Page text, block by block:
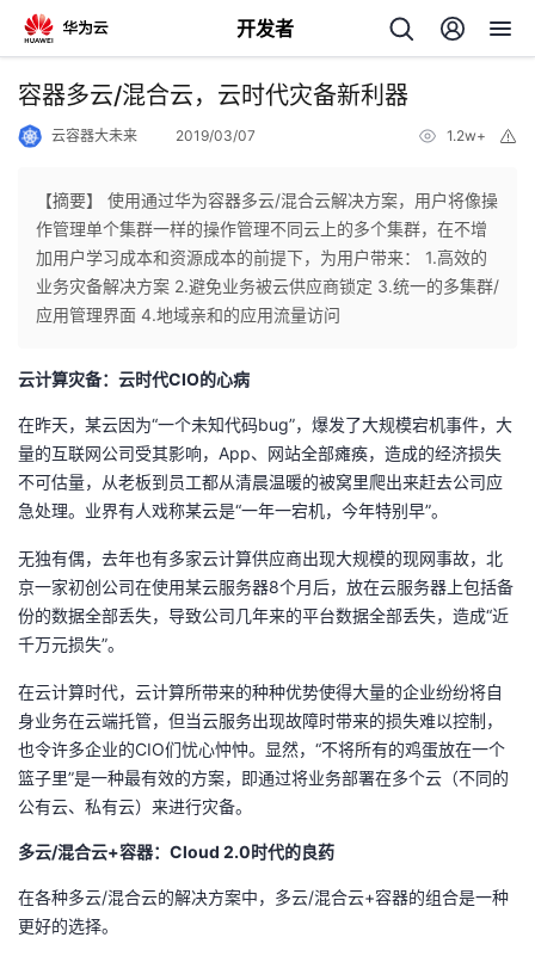
开发者
返
个
页
开
发
者
我
的
博
客
我
的
论
坛
我
的
圈
子
我
的
直
我
的
我
的
开
发
者
学
堂
我
的
课
我
的
我
我
的
Programs
我
的
支
持
我
的
技
术
我
的
云
容器多云/混合云，云时代灾备新利器
云容器大未来 2019/03/07 1.2w+
【摘要】 使用通过华为容器多云/混合云解决方案，用户将像操
作管理单个集群一样的操作管理不同云上的多个集群，在不增
加用户学习成本和资源成本的前提下，为用户带来： 1.高效的
业务灾备解决方案 2.避免业务被云供应商锁定 3.统一的多集群/
应用管理界面 4.地域亲和的应用流量访问
云计算灾备：云时代CIO的心病
在昨天，某云因为“一个未知代码bug”，爆发了大规模宕机事件，大
量的互联网公司受其影响，App、网站全部瘫痪，造成的经济损失
不可估量，从老板到员工都从清晨温暖的被窝里爬出来赶去公司应
急处理。业界有人戏称某云是“一年一宕机，今年特别早”。
无独有偶，去年也有多家云计算供应商出现大规模的现网事故，北
京一家初创公司在使用某云服务器8个月后，放在云服务器上包括备
份的数据全部丢失，导致公司几年来的平台数据全部丢失，造成“近
千万元损失”。
在云计算时代，云计算所带来的种种优势使得大量的企业纷纷将自
身业务在云端托管，但当云服务出现故障时带来的损失难以控制，
也令许多企业的CIO们忧心忡忡。显然，“不将所有的鸡蛋放在一个
篮子里”是一种最有效的方案，即通过将业务部署在多个云（不同的
公有云、私有云）来进行灾备。
多云/混合云+容器：Cloud 2.0时代的良药
在各种多云/混合云的解决方案中，多云/混合云+容器的组合是一种
更好的选择。